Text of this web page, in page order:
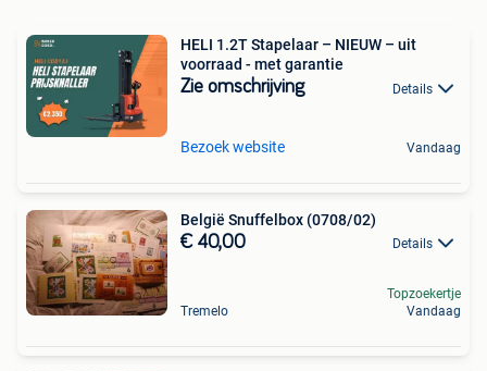
HELI 1.2T Stapelaar – NIEUW – uit
voorraad - met garantie
Zie omschrijving Details
Bezoek website Vandaag
België Snuffelbox (0708/02)
€ 40,00 Details
Tremelo
Topzoekertje
Vandaag